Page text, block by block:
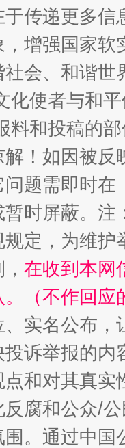
传递更多
增强国家
会、和谐
化使者与和
料和投稿的
！如因被
问题需即时在
时屏蔽。
定，为维
在收到本网
（不作回应
、实名公布
诉举报的
和对其真实
反腐和公众/
。通过中